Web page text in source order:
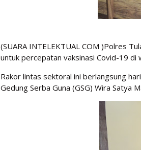
(SUARA INTELEKTUAL COM )Polres
untuk percepatan vaksinasi Covid-19 di
Rakor lintas sektoral ini berlangsung
Gedung Serba Guna (GSG) Wira Satya